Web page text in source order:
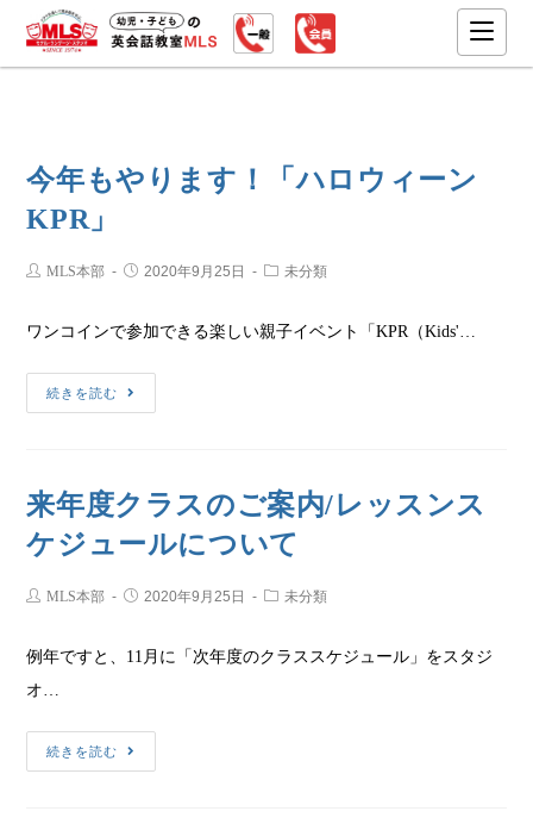
今年もやります！「ハロウィーン
KPR」
MLS本部 2020年9月25日 未分類
ワンコインで参加できる楽しい親子イベント「KPR（Kids'…
続きを読む
来年度クラスのご案内/レッスンス
ケジュールについて
MLS本部 2020年9月25日 未分類
例年ですと、11月に「次年度のクラススケジュール」をスタジ
オ…
続きを読む